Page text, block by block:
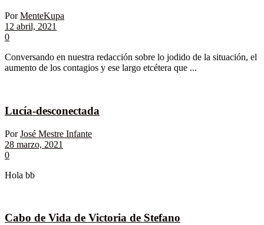
Por MenteKupa
12 abril, 2021
0
Conversando en nuestra redacción sobre lo jodido de la situación, el
aumento de los contagios y ese largo etcétera que ...
Lucía-desconectada
Por José Mestre Infante
28 marzo, 2021
0
Hola bb
Cabo de Vida de Victoria de Stefano